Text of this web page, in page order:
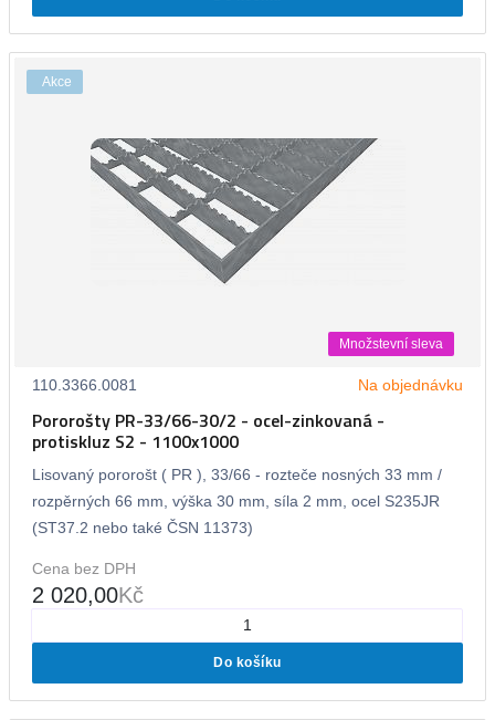
Akce
Množstevní sleva
110.3366.0081 Na objednávku
Pororošty PR-33/66-30/2 - ocel-zinkovaná -
protiskluz S2 - 1100x1000
Lisovaný pororošt ( PR ), 33/66 - rozteče nosných 33 mm /
rozpěrných 66 mm, výška 30 mm, síla 2 mm, ocel S235JR
(ST37.2 nebo také ČSN 11373)
Cena bez DPH
2 020,00Kč
Do košíku